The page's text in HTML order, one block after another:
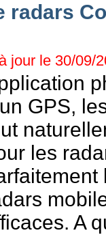
radars
jour le 30/09/
GPS,
les
A